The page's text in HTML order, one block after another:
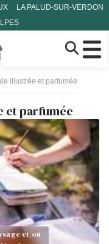
LA PALUD-SUR-VERDON
illustrée et parfumée
et parfumée
et/ou